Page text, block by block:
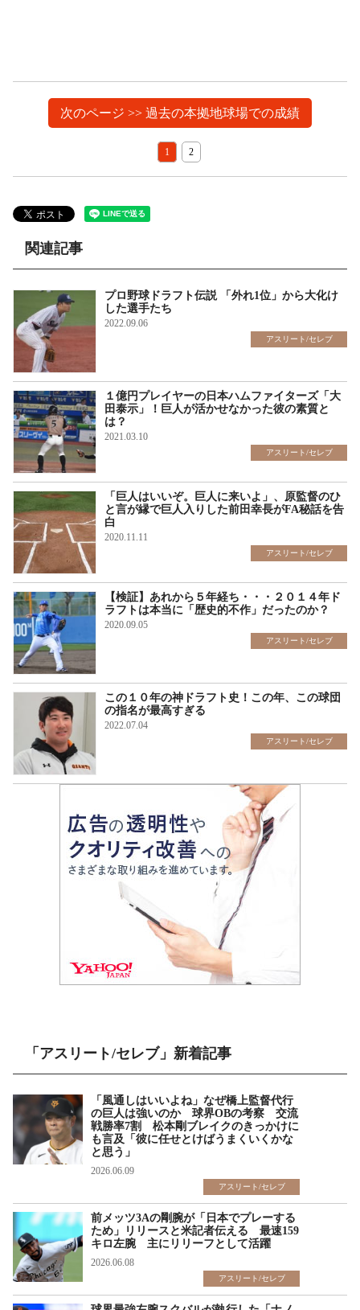
次のページ >> 過去の本拠地球場での成績
1 2
関連記事
プロ野球ドラフト伝説 「外れ1位」から大化け
した選手たち
2022.09.06
アスリート/セレブ
１億円プレイヤーの日本ハムファイターズ「大
田泰示」！巨人が活かせなかった彼の素質と
は？
2021.03.10
アスリート/セレブ
「巨人はいいぞ。巨人に来いよ」、原監督のひ
と言が縁で巨人入りした前田幸長がFA秘話を告
白
2020.11.11
アスリート/セレブ
【検証】あれから５年経ち・・・２０１４年ド
ラフトは本当に「歴史的不作」だったのか？
2020.09.05
アスリート/セレブ
この１０年の神ドラフト史！この年、この球団
の指名が最高すぎる
2022.07.04
アスリート/セレブ
「アスリート/セレブ」新着記事
「風通しはいいよね」なぜ橋上監督代行
の巨人は強いのか 球界OBの考察 交流
戦勝率7割 松本剛ブレイクのきっかけに
も言及「彼に任せとけばうまくいくかな
と思う」
2026.06.09
アスリート/セレブ
前メッツ3Aの剛腕が「日本でプレーする
ため」リリースと米記者伝える 最速159
キロ左腕 主にリリーフとして活躍
2026.06.08
アスリート/セレブ